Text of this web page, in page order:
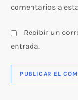
s
comentarios a
Recibir un
entrada.